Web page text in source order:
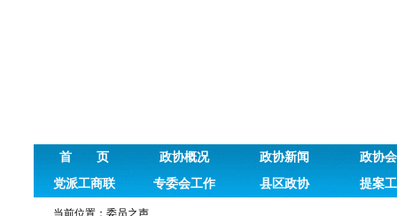
首 页 政协概况 政协新闻
政协
党派工商联
专委会工作 县区政协 提案
当前位置： 委员之声